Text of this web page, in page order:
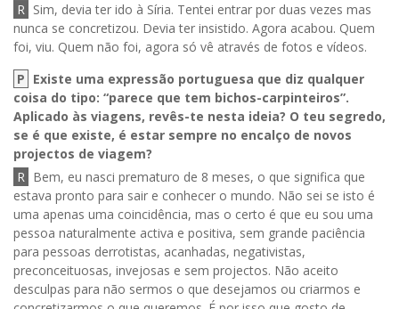
R Sim, devia ter ido à Síria. Tentei entrar por duas vezes mas
nunca se concretizou. Devia ter insistido. Agora acabou. Quem
foi, viu. Quem não foi, agora só vê através de fotos e vídeos.
P Existe uma expressão portuguesa que diz qualquer
coisa do tipo: “parece que tem bichos-carpinteiros”.
Aplicado às viagens, revês-te nesta ideia? O teu segredo,
se é que existe, é estar sempre no encalço de novos
projectos de viagem?
R Bem, eu nasci prematuro de 8 meses, o que significa que
estava pronto para sair e conhecer o mundo. Não sei se isto é
uma apenas uma coincidência, mas o certo é que eu sou uma
pessoa naturalmente activa e positiva, sem grande paciência
para pessoas derrotistas, acanhadas, negativistas,
preconceituosas, invejosas e sem projectos. Não aceito
desculpas para não sermos o que desejamos ou criarmos e